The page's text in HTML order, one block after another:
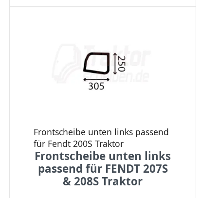
Frontscheibe unten links passend
für Fendt 200S Traktor
Frontscheibe unten links
passend für FENDT 207S
& 208S Traktor